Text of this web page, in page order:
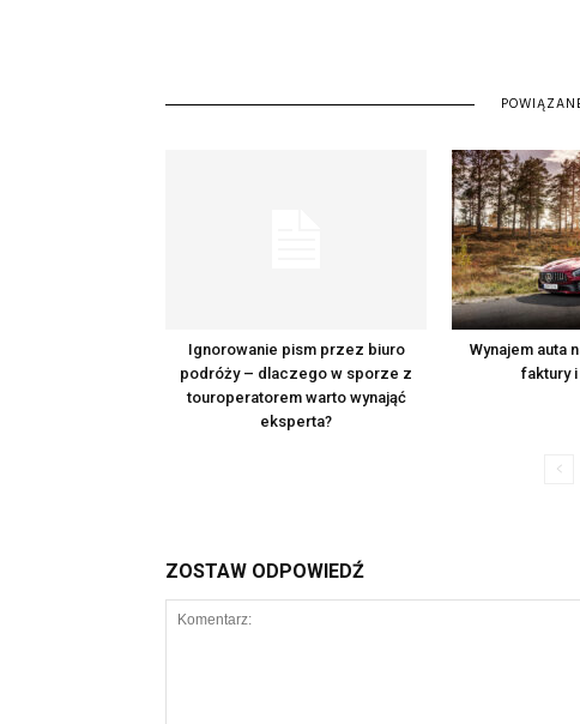
Ignorowanie pism przez biuro
podróży – dlaczego w sporze z
touroperatorem warto wynająć
eksperta?
Wynajem auta
faktury
ZOSTAW ODPOWIEDŹ